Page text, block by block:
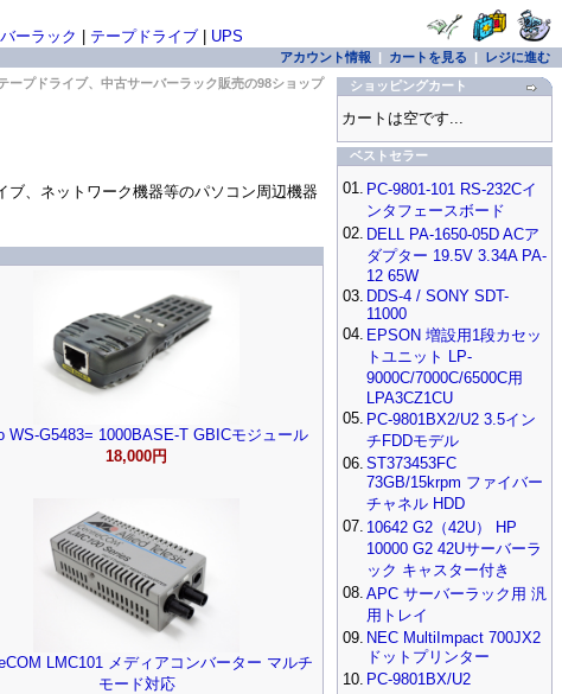
ーラック テープドライブ| UPS
アカウント情報 | カートを見る | レジに進む
ープドライブ、中古サーバーラック販売の98ショップ
、ネットワーク機器等のパソコン周辺機器
WS-G5483= 1000BASE-T GBICモジュール
18,000円
LMC101 メディアコンバーター マルチ
モード対応
ショッピングカート
カートは空です...
ベストセラー
01. PC-9801-101 RS-232Cイ
ンタフェースボード
02. DELL PA-1650-05D ACア
ダプター 19.5V 3.34A PA-
12 65W
03. DDS-4 / SONY SDT-
11000
04. EPSON 増設用1段カセッ
トユニット LP-
9000C/7000C/6500C用
LPA3CZ1CU
05. PC-9801BX2/U2 3.5イン
チFDDモデル
06. ST373453FC
73GB/15krpm ファイバー
チャネル HDD
07. 10642 G2（42U） HP
10000 G2 42Uサーバーラ
ック キャスター付き
08. APC サーバーラック用 汎
用トレイ
09. NEC MultiImpact 700JX2
ドットプリンター
10. PC-9801BX/U2